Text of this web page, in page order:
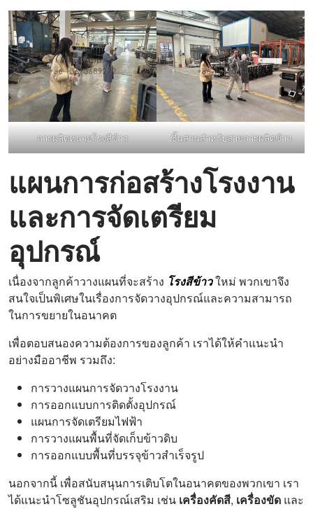
การผลิตหน่วยโรงสีข้าว ชิ้นส่วนสำหรับสายการผลิตข้าว
แผนการก่อสร้างโรงงาน
และการจัดเตรียม
อุปกรณ์
เนื่องจากลูกค้าวางแผนที่จะสร้าง โรงสีข้าวใหม่ พวกเขาจึง
สนใจเป็นพิเศษในเรื่องการจัดวางอุปกรณ์และความสามารถ
ในการขยายในอนาคต
เพื่อตอบสนองความต้องการของลูกค้า เราได้ให้คำแนะนำ
อย่างมืออาชีพ รวมถึง:
การวางแผนการจัดวางโรงงาน
การออกแบบการติดตั้งอุปกรณ์
แผนการจัดเตรียมไฟฟ้า
การวางแผนพื้นที่จัดเก็บข้าวดิบ
การออกแบบพื้นที่บรรจุข้าวสำเร็จรูป
นอกจากนี้ เพื่อสนับสนุนการเติบโตในอนาคตของพวกเขา เรา
ได้แนะนำโซลูชันอุปกรณ์เสริม เช่น เครื่องคัดสี, เครื่องขัด และ